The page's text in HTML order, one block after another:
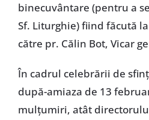
binecuvântare (pentru a
Sf. Liturghie) fiind făcută
către pr. Călin Bot, Vicar
În cadrul celebrării de
după-amiaza de 13
mulțumiri, atât